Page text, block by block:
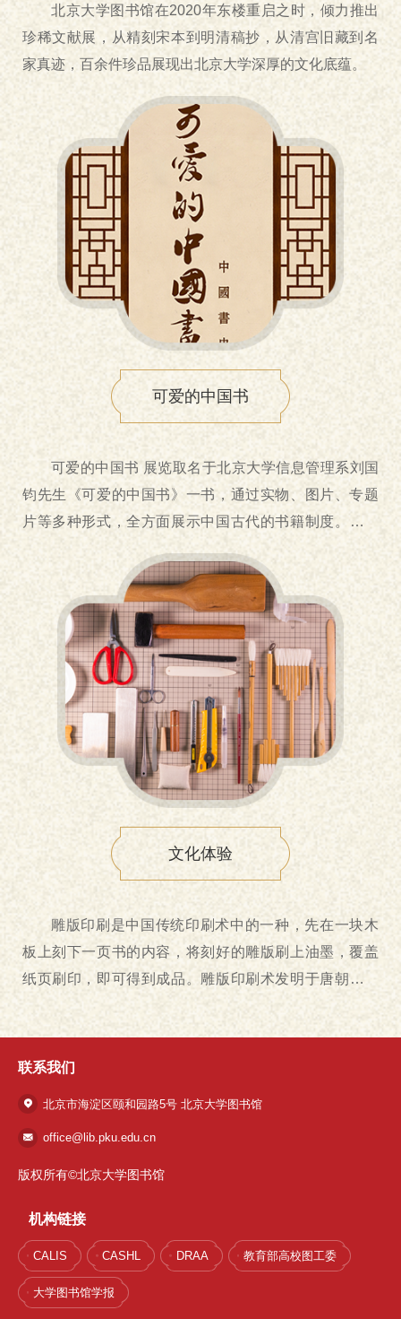
北京大学图书馆在2020年东楼重启之时，倾力推出
珍稀文献展，从精刻宋本到明清稿抄，从清宫旧藏到名
家真迹，百余件珍品展现出北京大学深厚的文化底蕴。
可爱的中国书
可爱的中国书 展览取名于北京大学信息管理系刘国
钧先生《可爱的中国书》一书，通过实物、图片、专题
片等多种形式，全方面展示中国古代的书籍制度。展览
以文字的产生、纸张的发明、雕版、活字、少数民族古
籍、书籍装帧为线索，同时兼顾北大古籍馆藏，体现了
本馆的古籍特藏文献收藏所具备的规模宏大、种类齐
全、珍品众多等特点。我们希望通过书史展览使全校师
生近距离接触古文献，了解我们的丰富馆藏，感受中华
书籍文明源远流长。 VR全景漫游
文化体验
雕版印刷是中国传统印刷术中的一种，先在一块木
板上刻下一页书的内容，将刻好的雕版刷上油墨，覆盖
纸页刷印，即可得到成品。雕版印刷术发明于唐朝，并
在唐朝中后期普遍使用。宋代时毕昇发明活字印刷术，
之后又相继衍生出彩色套印、饾版、拱花等新技术。它
凝聚着中国造纸术、制墨术、雕刻术、摹拓术等多种中
定了坚实基础，在世界文化传播史上起着无与伦比的重
要作用。2006年雕版印刷技艺被列入第一批国家级非物
质文化遗产名录，2009年正式入选世界人类非物质文化
联系我们
北京市海淀区颐和园路5号 北京大学图书馆
office@lib.pku.edu.cn
版权所有©北京大学图书馆
机构链接
CALIS CASHL DRAA 教育部高校图工委
大学图书馆学报